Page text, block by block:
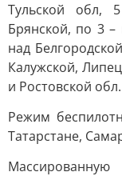
Тульской обл,
Брянской, по 3
над
Калужской,
и Ростовской обл.
Режим
Татарстане,